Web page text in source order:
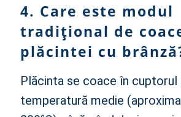
4. Care este modul
tradițional de
plăcintei cu
Plăcinta se coace în
temperatură medie